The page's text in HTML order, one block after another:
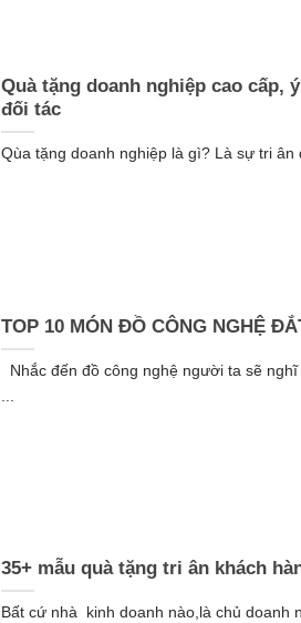
Quà tặng doanh nghiệp cao cấp,
đối tác
Qùa tặng doanh nghiệp là gì? Là sự tri ân
TOP 10 MÓN ĐỒ CÔNG NGHỆ
Nhắc đến đồ công nghệ người ta sẽ
...
35+ mẫu quà tặng tri ân khách
Bất cứ nhà kinh doanh nào,là chủ doanh